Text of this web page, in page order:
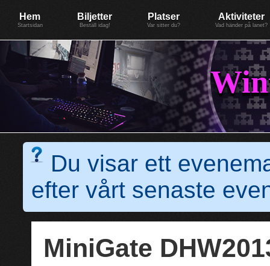
Hem
Startsidan
Biljetter
Beställ idag!
Platser
Var sitter du?
Aktiviteter
Vad händer på lanet?
Du visar ett
efter vårt senaste
MiniGate